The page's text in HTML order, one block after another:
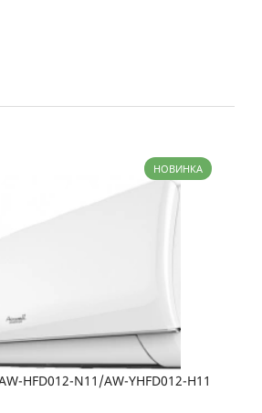
НОВИНКА
HFD012-N11/AW-YHFD012-H11